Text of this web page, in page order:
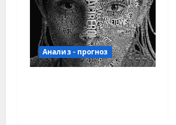
Анализ - прогноз